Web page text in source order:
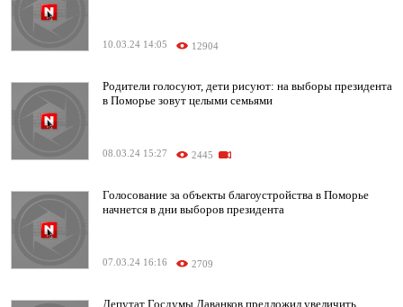
10.03.24 14:05 12904
Родители голосуют, дети рисуют: на выборы президента
в Поморье зовут целыми семьями
08.03.24 15:27 2445
Голосование за объекты благоустройства в Поморье
начнется в дни выборов президента
07.03.24 16:16 2709
Депутат Госдумы Даванков предложил увеличить